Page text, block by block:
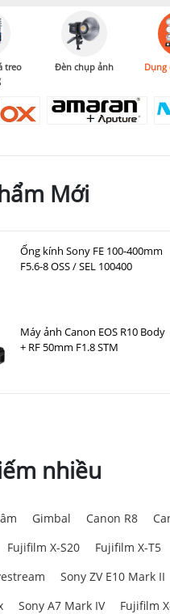
treo
Đèn chụp ảnh Dụng
Mới
Ống kính Sony FE 100-400mm
F5.6-8 OSS / SEL 100400
Máy ảnh Canon EOS R10 Body
+ RF 50mm F1.8 STM
nhiều
Gimbal Canon R8
Fujifilm X-S20 Fujifilm X-T5
Sony ZV E10 Mark II
Sony A7 Mark IV Fujifilm